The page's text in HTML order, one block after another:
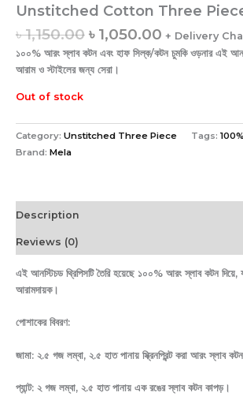
Unstitched Cotton Three
৳1,150.00 ৳ 1,050.00 + Delivery
১০০% আরং স্লাব কটন এবং হাফ সিল্ক/কটন চুমকি ওড়নার এই
আরাম ও স্টাইলের জন্য সেরা।
Out of stock
Category: Unstitched Three Piece Tags:
Brand: Mela
Description
Reviews (0)
এই আনস্টিচড থ্রিপিসটি তৈরি হয়েছে ১০০% আরং স্লাব কটন দিয়ে,
আরামদায়ক।
পোশাকের বিবরণ:
জামা: ২.৫ গজ লম্বা, ২.৫ হাত পানায় স্ক্রিনপ্রিন্ট করা আরং স্লাব
প্যান্ট: ২ গজ লম্বা, ২.৫ হাত পানায় এক রঙের স্লাব কটন কাপড়।